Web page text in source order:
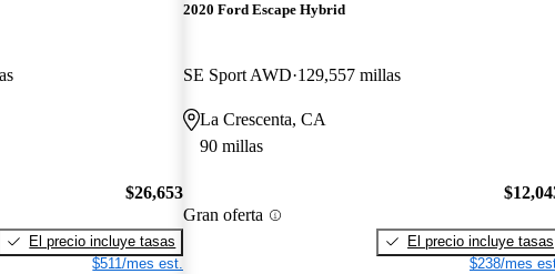
$26,653
El precio incluye tasas
$511/mes est.
2020 Ford Escape Hybrid
SE Sport AWD 129,557 millas
La Crescenta, CA
90 millas
Gran oferta
El precio incluye tasas
$238/mes